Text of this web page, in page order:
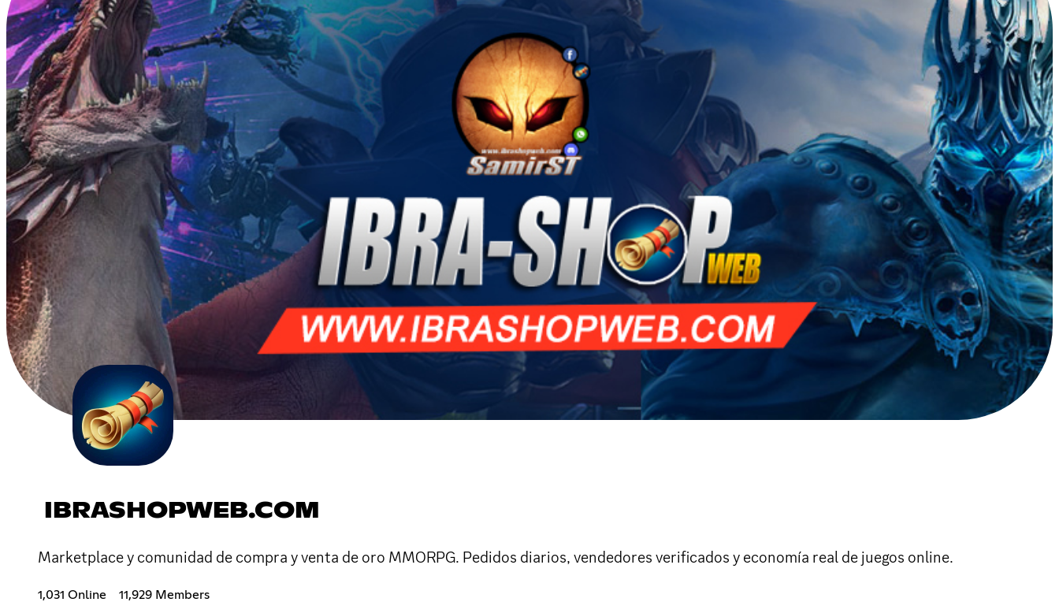
IBRASHOPWEB.COM
Marketplace y comunidad de compra y venta de oro MMORPG. Pedidos diarios, vendedores verificados y economía real de juegos online.
1,031 Online 11,929 Members